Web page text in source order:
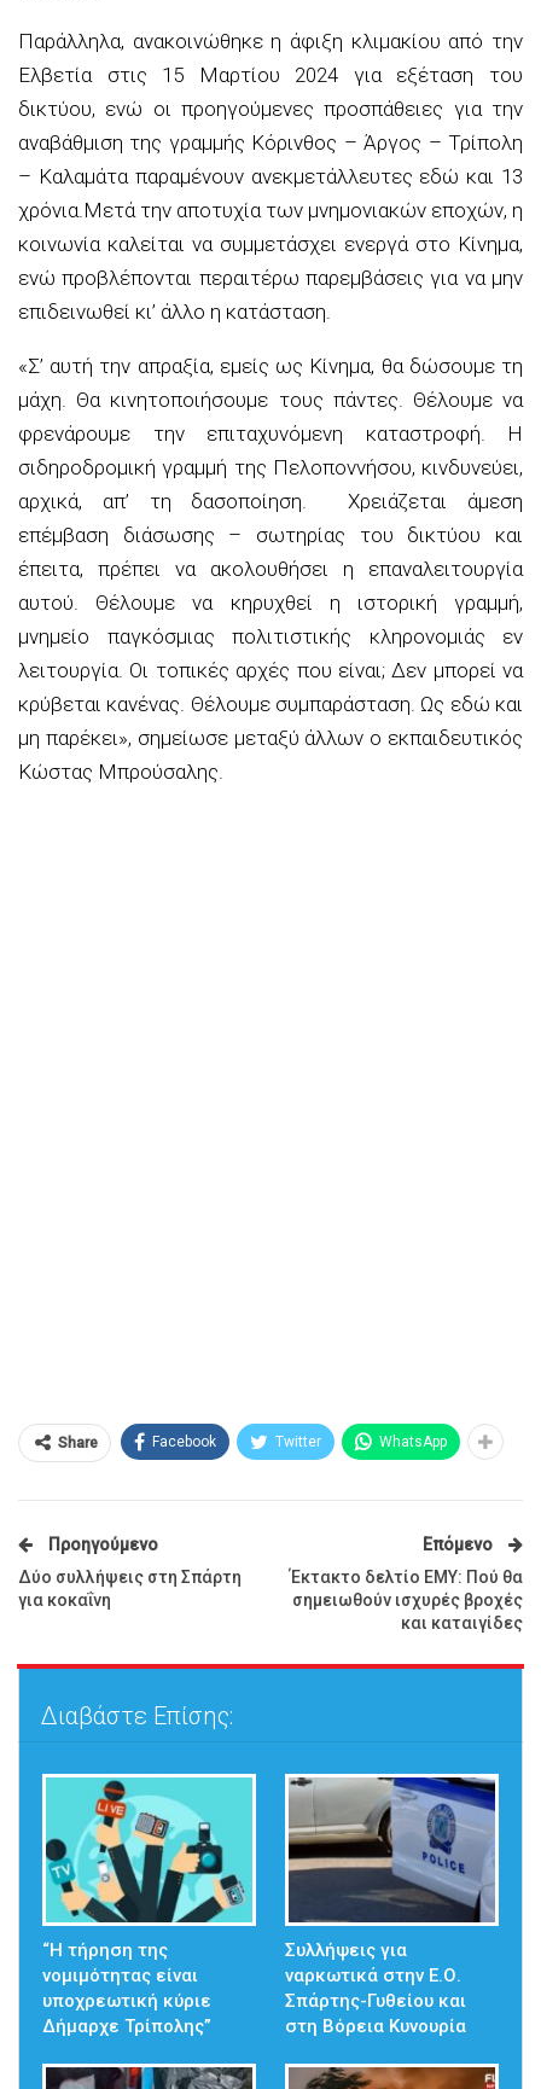
Παράλληλα, ανακοινώθηκε η άφιξη κλιμακίου από την
Ελβετία στις 15 Μαρτίου 2024 για εξέταση του
δικτύου, ενώ οι προηγούμενες προσπάθειες για την
αναβάθμιση της γραμμής Κόρινθος – Άργος – Τρίπολη
– Καλαμάτα παραμένουν ανεκμετάλλευτες εδώ και 13
χρόνια.Μετά την αποτυχία των μνημονιακών εποχών, η
κοινωνία καλείται να συμμετάσχει ενεργά στο Κίνημα,
ενώ προβλέπονται περαιτέρω παρεμβάσεις για να μην
επιδεινωθεί κι’ άλλο η κατάσταση.
«Σ’ αυτή την απραξία, εμείς ως Κίνημα, θα δώσουμε τη
μάχη. Θα κινητοποιήσουμε τους πάντες. Θέλουμε να
φρενάρουμε την επιταχυνόμενη καταστροφή. Η
σιδηροδρομική γραμμή της Πελοποννήσου, κινδυνεύει,
αρχικά, απ’ τη δασοποίηση. Χρειάζεται άμεση
επέμβαση διάσωσης – σωτηρίας του δικτύου και
έπειτα, πρέπει να ακολουθήσει η επαναλειτουργία
αυτού. Θέλουμε να κηρυχθεί η ιστορική γραμμή,
μνημείο παγκόσμιας πολιτιστικής κληρονομιάς εν
λειτουργία. Οι τοπικές αρχές που είναι; Δεν μπορεί να
κρύβεται κανένας. Θέλουμε συμπαράσταση. Ως εδώ και
μη παρέκει», σημείωσε μεταξύ άλλων ο εκπαιδευτικός
Κώστας Μπρούσαλης.
Share Facebook Twitter WhatsApp
Προηγούμενο
Δύο συλλήψεις στη Σπάρτη
για κοκαΐνη
Επόμενο
Έκτακτο δελτίο ΕΜΥ: Πού θα
σημειωθούν ισχυρές βροχές
και καταιγίδες
Διαβάστε Επίσης:
“Η τήρηση της
νομιμότητας είναι
υποχρεωτική κύριε
Δήμαρχε Τρίπολης”
Συλλήψεις για
ναρκωτικά στην Ε.Ο.
Σπάρτης-Γυθείου και
στη Βόρεια Κυνουρία